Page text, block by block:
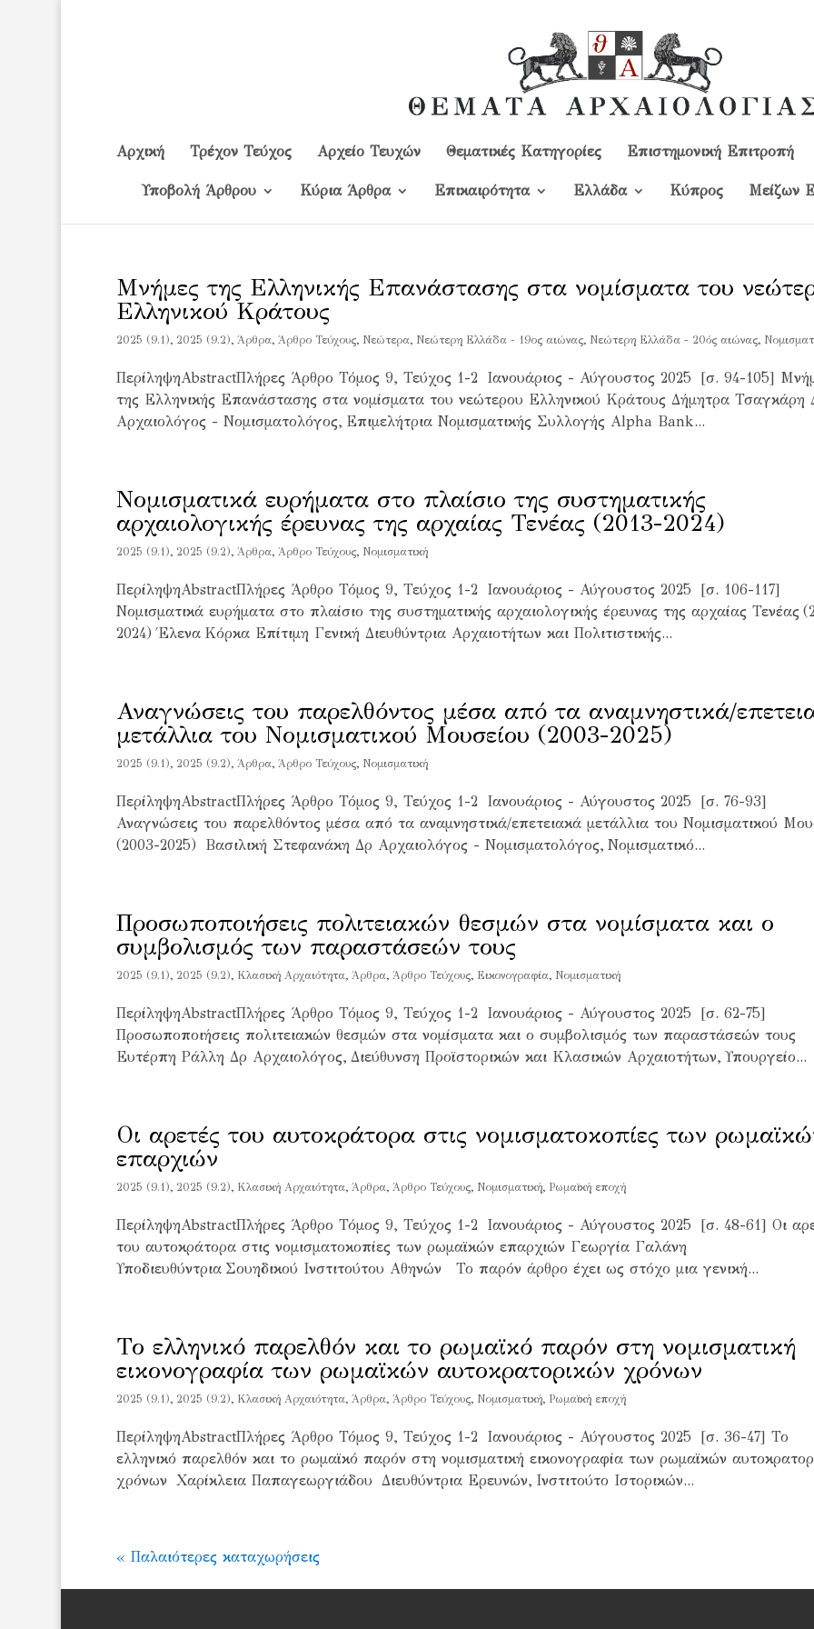
Αρχική Τρέχον Τεύχος Αρχείο Τευχών Θεματικές Κατηγορίες Επιστημονική Επιτροπή
Υποβολή Άρθρου Κύρια Άρθρα Επικαιρότητα Ελλάδα Kύπρος Μείζων
Μνήμες της Ελληνικής Επανάστασης στα νομίσματα του
Ελληνικού Κράτους
2025 (9.1), 2025 (9.2), Άρθρα, Άρθρο Τεύχους, Νεώτερα, Νεώτερη Ελλάδα - 19ος αιώνας, Νεώτερη Ελλάδα - 20ός αιώνας,
ΠερίληψηAbstractΠλήρες Άρθρο Τόμος 9, Τεύχος 1-2 Ιανουάριος - Αύγουστος 2025 [σ. 94-105]
της Ελληνικής Επανάστασης στα νομίσματα του νεώτερου Ελληνικού Κράτους Δήμητρα Τσαγκάρη
Αρχαιολόγος - Νομισματολόγος, Επιμελήτρια Νομισματικής Συλλογής Alpha Bank...
Νομισματικά ευρήματα στο πλαίσιο της συστηματικής
αρχαιολογικής έρευνας της αρχαίας Τενέας (2013-2024)
2025 (9.1), 2025 (9.2), Άρθρα, Άρθρο Τεύχους, Νομισματική
ΠερίληψηAbstractΠλήρες Άρθρο Τόμος 9, Τεύχος 1-2 Ιανουάριος - Αύγουστος 2025 [σ. 106-117]
Νομισματικά ευρήματα στο πλαίσιο της συστηματικής αρχαιολογικής έρευνας της αρχαίας Τενέας
2024) Έλενα Κόρκα Επίτιμη Γενική Διευθύντρια Αρχαιοτήτων και Πολιτιστικής...
Αναγνώσεις του παρελθόντος μέσα από τα αναμνηστικά/
μετάλλια του Νομισματικού Μουσείου (2003-2025)
2025 (9.1), 2025 (9.2), Άρθρα, Άρθρο Τεύχους, Νομισματική
ΠερίληψηAbstractΠλήρες Άρθρο Τόμος 9, Τεύχος 1-2 Ιανουάριος - Αύγουστος 2025 [σ. 76-93]
Αναγνώσεις του παρελθόντος μέσα από τα αναμνηστικά/επετειακά μετάλλια του Νομισματικού
(2003-2025) Βασιλική Στεφανάκη Δρ Αρχαιολόγος - Νομισματολόγος, Νομισματικό...
Προσωποποιήσεις πολιτειακών θεσμών στα νομίσματα και ο
συμβολισμός των παραστάσεών τους
2025 (9.1), 2025 (9.2), Kλασική Αρχαιότητα, Άρθρα, Άρθρο Τεύχους, Εικονογραφία, Νομισματική
ΠερίληψηAbstractΠλήρες Άρθρο Τόμος 9, Τεύχος 1-2 Ιανουάριος - Αύγουστος 2025 [σ. 62-75]
Προσωποποιήσεις πολιτειακών θεσμών στα νομίσματα και ο συμβολισμός των παραστάσεών τους
Ευτέρπη Ράλλη Δρ Αρχαιολόγος, Διεύθυνση Προϊστορικών και Κλασικών Αρχαιοτήτων, Υπουργείο...
Οι αρετές του αυτοκράτορα στις νομισματοκοπίες των
επαρχιών
2025 (9.1), 2025 (9.2), Kλασική Αρχαιότητα, Άρθρα, Άρθρο Τεύχους, Νομισματική, Ρωμαϊκή εποχή
ΠερίληψηAbstractΠλήρες Άρθρο Τόμος 9, Τεύχος 1-2 Ιανουάριος - Αύγουστος 2025 [σ. 48-61] Οι
του αυτοκράτορα στις νομισματοκοπίες των ρωμαϊκών επαρχιών Γεωργία Γαλάνη
Υποδιευθύντρια Σουηδικού Ινστιτούτου Αθηνών Το παρόν άρθρο έχει ως στόχο μια γενική...
Το ελληνικό παρελθόν και το ρωμαϊκό παρόν στη νομισματική
εικονογραφία των ρωμαϊκών αυτοκρατορικών χρόνων
2025 (9.1), 2025 (9.2), Kλασική Αρχαιότητα, Άρθρα, Άρθρο Τεύχους, Νομισματική, Ρωμαϊκή εποχή
ΠερίληψηAbstractΠλήρες Άρθρο Τόμος 9, Τεύχος 1-2 Ιανουάριος - Αύγουστος 2025 [σ. 36-47] Το
ελληνικό παρελθόν και το ρωμαϊκό παρόν στη νομισματική εικονογραφία των ρωμαϊκών
χρόνων Χαρίκλεια Παπαγεωργιάδου Διευθύντρια Ερευνών, Ινστιτούτο Ιστορικών...
« Παλαιότερες καταχωρήσεις